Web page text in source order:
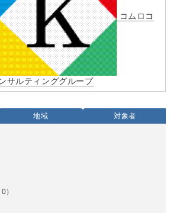
コムロコ
ンサルティンググループ
地域 対象者
0）